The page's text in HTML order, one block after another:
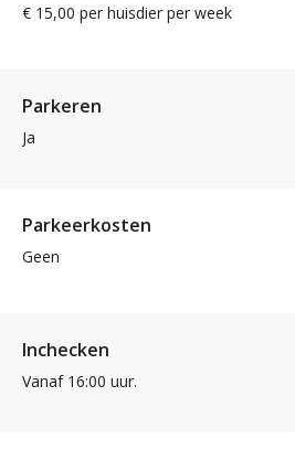
€ 15,00 per huisdier per week
Parkeren
Ja
Parkeerkosten
Geen
Inchecken
Vanaf 16:00 uur.